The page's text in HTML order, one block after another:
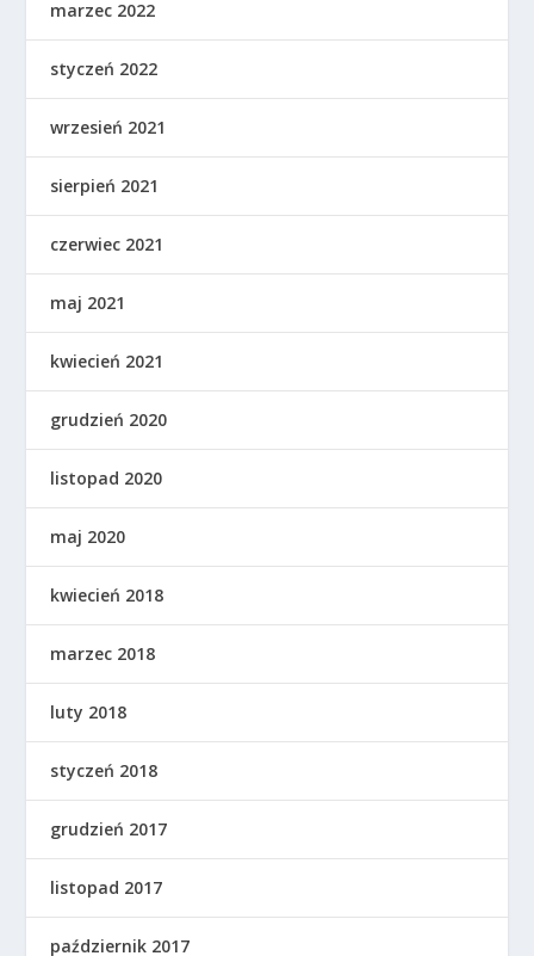
marzec 2022
styczeń 2022
wrzesień 2021
sierpień 2021
czerwiec 2021
maj 2021
kwiecień 2021
grudzień 2020
listopad 2020
maj 2020
kwiecień 2018
marzec 2018
luty 2018
styczeń 2018
grudzień 2017
listopad 2017
październik 2017